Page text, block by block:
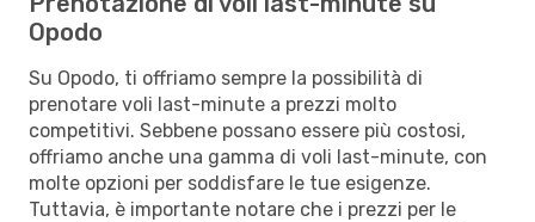
Opodo
Su Opodo, ti offriamo sempre la possibilità di
prenotare voli last-minute a prezzi molto
competitivi. Sebbene possano essere più costosi,
offriamo anche una gamma di voli last-minute, con
molte opzioni per soddisfare le tue esigenze.
Tuttavia, è importante notare che i prezzi per le